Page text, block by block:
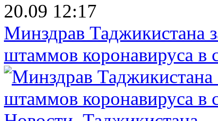
20.09 12:17
Минздрав Таджикистана
штаммов коронавируса в